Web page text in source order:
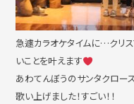
急遽カラオケタイムに…クリ
いことを叶えます
あわてんぼうのサンタクロー
歌い上げました！すごい！！